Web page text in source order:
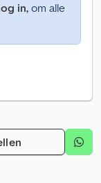
in,om alle